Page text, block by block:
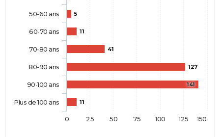
5
11
41
127
141
11
50-60 ans
60-70 ans
70-80 ans
80-90 ans
90-100 ans
Plus de 100 ans
0 25 50 75 100 125 150